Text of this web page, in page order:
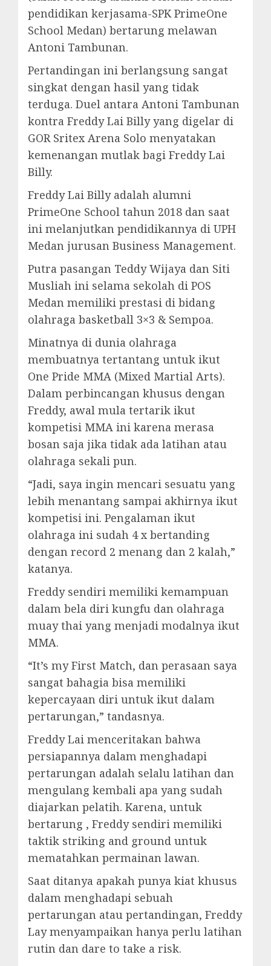
pendidikan kerjasama-SPK PrimeOne
School Medan) bertarung melawan
Antoni Tambunan.
Pertandingan ini berlangsung sangat
singkat dengan hasil yang tidak
terduga. Duel antara Antoni Tambunan
kontra Freddy Lai Billy yang digelar di
GOR Sritex Arena Solo menyatakan
kemenangan mutlak bagi Freddy Lai
Billy.
Freddy Lai Billy adalah alumni
PrimeOne School tahun 2018 dan saat
ini melanjutkan pendidikannya di UPH
Medan jurusan Business Management.
Putra pasangan Teddy Wijaya dan Siti
Musliah ini selama sekolah di POS
Medan memiliki prestasi di bidang
olahraga basketball 3×3 & Sempoa.
Minatnya di dunia olahraga
membuatnya tertantang untuk ikut
One Pride MMA (Mixed Martial Arts).
Dalam perbincangan khusus dengan
Freddy, awal mula tertarik ikut
kompetisi MMA ini karena merasa
bosan saja jika tidak ada latihan atau
olahraga sekali pun.
“Jadi, saya ingin mencari sesuatu yang
lebih menantang sampai akhirnya ikut
kompetisi ini. Pengalaman ikut
olahraga ini sudah 4 x bertanding
dengan record 2 menang dan 2 kalah,”
katanya.
Freddy sendiri memiliki kemampuan
dalam bela diri kungfu dan olahraga
muay thai yang menjadi modalnya ikut
MMA.
“It’s my First Match, dan perasaan saya
sangat bahagia bisa memiliki
kepercayaan diri untuk ikut dalam
pertarungan,” tandasnya.
Freddy Lai menceritakan bahwa
persiapannya dalam menghadapi
pertarungan adalah selalu latihan dan
mengulang kembali apa yang sudah
diajarkan pelatih. Karena, untuk
bertarung , Freddy sendiri memiliki
taktik striking and ground untuk
mematahkan permainan lawan.
Saat ditanya apakah punya kiat khusus
dalam menghadapi sebuah
pertarungan atau pertandingan, Freddy
Lay menyampaikan hanya perlu latihan
rutin dan dare to take a risk.